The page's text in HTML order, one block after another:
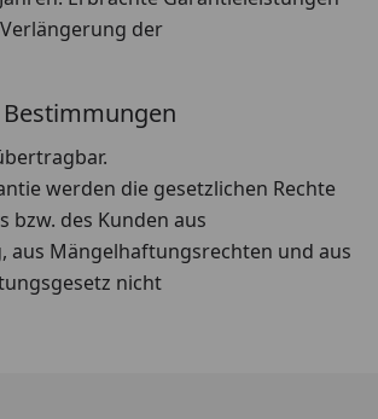
der
werden die gesetzlichen Rechte
bzw. des Kunden aus
aus Mängelhaftungsrechten und aus
nicht